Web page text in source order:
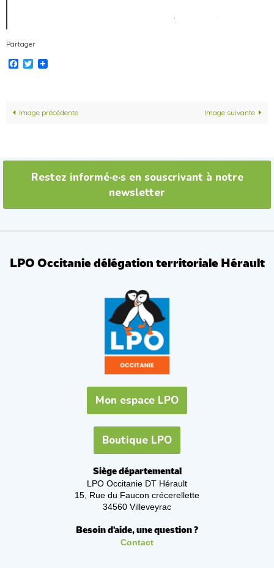
Partager
Facebook
Twitter
Image précédente Image suivante
Restez informé·e·s en souscrivant à notre
newsletter
LPO Occitanie délégation territoriale Hérault
Mon espace LPO
Boutique LPO
Siège départemental
LPO Occitanie DT Hérault
15, Rue du Faucon crécerellette
34560 Villeveyrac
Besoin d'aide, une question ?
Contact